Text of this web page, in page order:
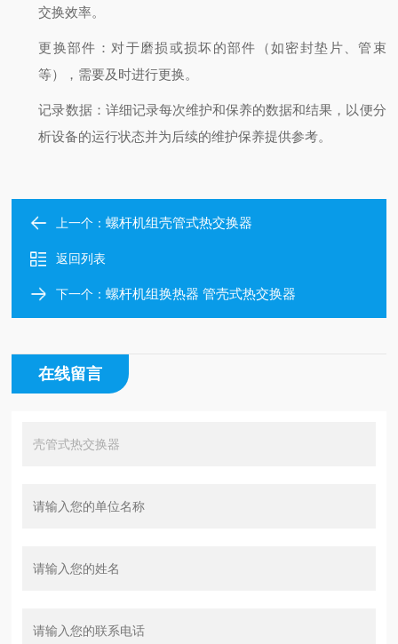
交换效率。
更换部件 ：对于磨损或损坏的部件（如密封垫片、管束
等），需要及时进行更换。
记录数据：详细记录每次维护和保养的数据和结果，以便分
析设备的运行状态并为后续的维护保养提供参考。
上一个：螺杆机组壳管式热交换器
返回列表
下一个：螺杆机组换热器 管壳式热交换器
在线留言